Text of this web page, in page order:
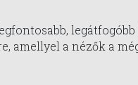
amellyel a nézők a